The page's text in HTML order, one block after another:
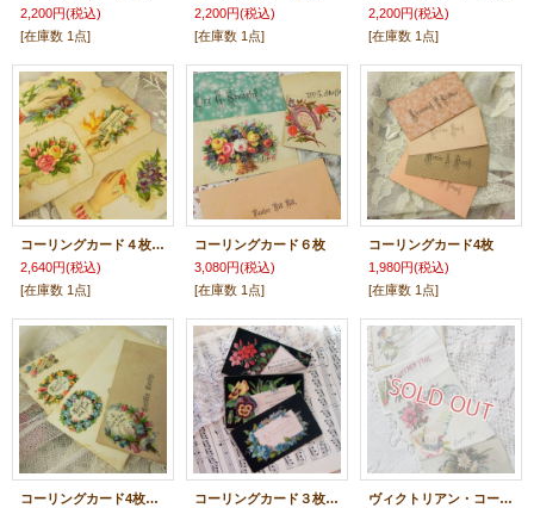
2,200円(税込)
[在庫数 1点]
2,200円(税込)
[在庫数 1点]
2,200円(税込)
[在庫数 1点]
コーリングカード４枚、ブーケとヴィクトリアン・ハンド
2,640円(税込)
[在庫数 1点]
コーリングカード６枚
3,080円(税込)
[在庫数 1点]
コーリングカード4枚
1,980円(税込)
[在庫数 1点]
コーリングカード4枚、クロモス付
コーリングカード３枚セット
ヴィクトリアン・コーリングカード5枚